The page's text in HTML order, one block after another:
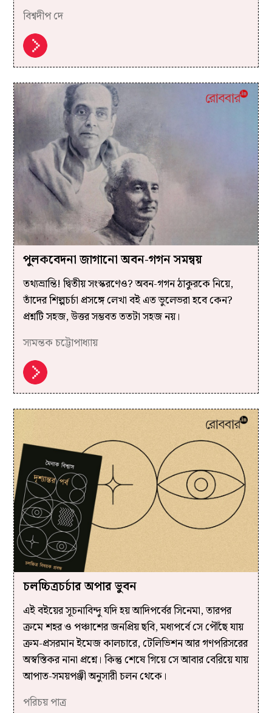
বিশ্বদীপ দে
পুলকবেদনা জাগানো অবন-গগন সমন্বয়
তথ্যভ্রান্তি! দ্বিতীয় সংস্করণেও? অবন-গগন ঠাকুরকে নিয়ে,
তাঁদের শিল্পচর্চা প্রসঙ্গে লেখা বই এত ভুলেভরা হবে কেন?
প্রশ্নটি সহজ, উত্তর সম্ভবত ততটা সহজ নয়।
স্যমন্তক চট্টোপাধ্যায়
চলচ্চিত্রচর্চার অপার ভুবন
এই বইয়ের সূচনাবিন্দু যদি হয় আদিপর্বের সিনেমা, তারপর
ক্রমে শহর ও পঞ্চাশের জনপ্রিয় ছবি, মধ্যপর্বে সে পৌঁছে যায়
ক্রম-প্রসরমান ইমেজ কালচারে, টেলিভিশন আর গণপরিসরের
অস্বস্তিকর নানা প্রশ্নে। কিন্তু শেষে গিয়ে সে আবার বেরিয়ে যায়
আপাত-সময়পঞ্জী অনুসারী চলন থেকে।
পরিচয় পাত্র